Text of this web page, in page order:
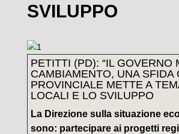
SVILUPPO
PETITTI (PD): “IL GOVERNO
CAMBIAMENTO, UNA SFIDA
PROVINCIALE METTE A
LOCALI E LO SVILUPPO
La Direzione sulla situazione
sono: partecipare ai progetti